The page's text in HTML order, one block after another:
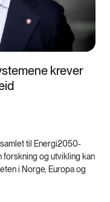
krever
til Energi2050-
forskning og utvikling kan
i Norge, Europa og